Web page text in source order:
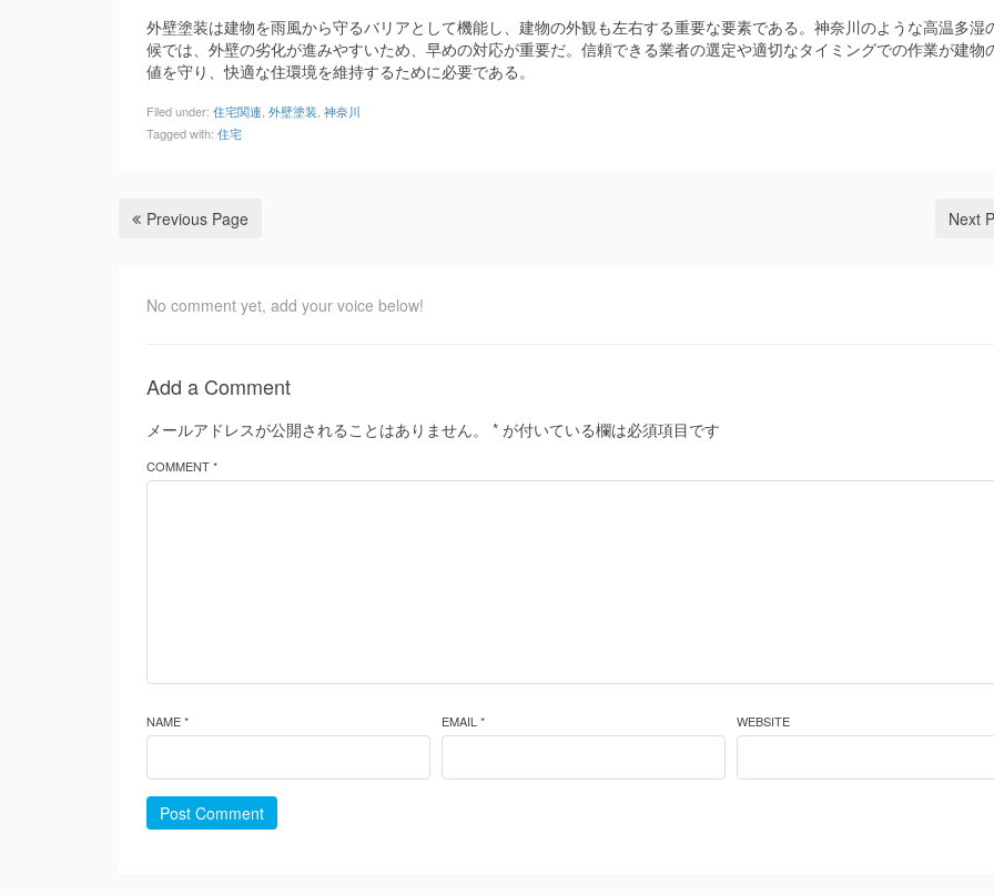
外壁塗装は建物を雨風から守るバリアとして機能し、建物の外観も左右する重要な要素である。神奈川のような高温多湿
候では、外壁の劣化が進みやすいため、早めの対応が重要だ。信頼できる業者の選定や適切なタイミングでの作業が建物
値を守り、快適な住環境を維持するために必要である。
Filed under: 住宅関連 外壁塗装 神奈川
Tagged with: 住宅
Previous Page Next
No comment yet, add your voice below!
Add a Comment
メールアドレスが公開されることはありません。 * が付いている欄は必須項目です
COMMENT *
NAME * EMAIL * WEBSITE
Post Comment